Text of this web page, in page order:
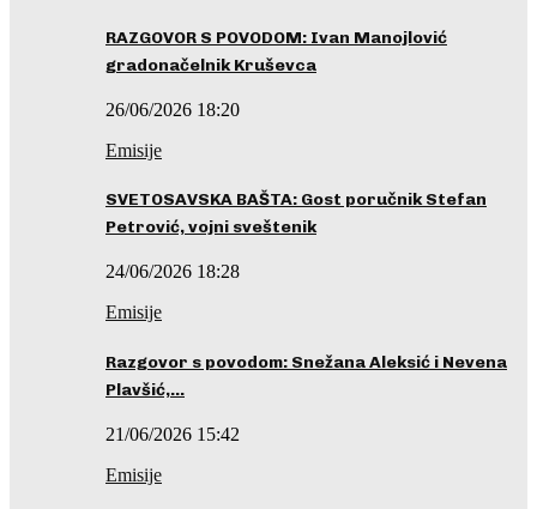
RAZGOVOR S POVODOM: Ivan Manojlović
gradonačelnik Kruševca
26/06/2026 18:20
Emisije
SVETOSAVSKA BAŠTA: Gost poručnik Stefan
Petrović, vojni sveštenik
24/06/2026 18:28
Emisije
Razgovor s povodom: Snežana Aleksić i Nevena
Plavšić,…
21/06/2026 15:42
Emisije